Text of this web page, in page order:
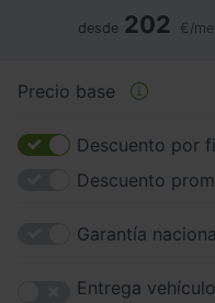
desde 202 €/
Precio base
Descuento por
Descuento
Garantía
Entrega